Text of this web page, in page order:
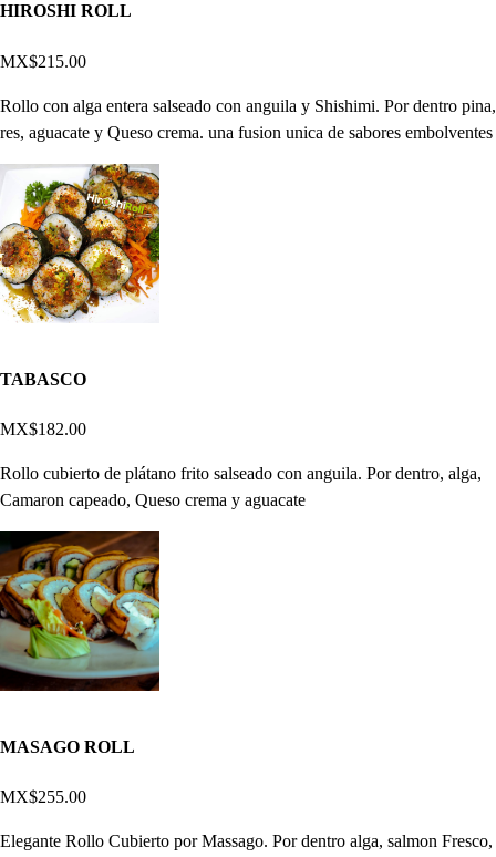
HIROSHI ROLL
MX$215.00
Rollo con alga entera salseado con anguila y Shishimi. Por dentro pina,
res, aguacate y Queso crema. una fusion unica de sabores embolventes
TABASCO
MX$182.00
Rollo cubierto de plátano frito salseado con anguila. Por dentro, alga,
Camaron capeado, Queso crema y aguacate
MASAGO ROLL
MX$255.00
Elegante Rollo Cubierto por Massago. Por dentro alga, salmon Fresco,